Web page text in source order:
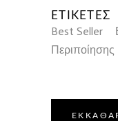
ΕΤΙΚΕΤΕΣ
Best Seller
Περιποίησης